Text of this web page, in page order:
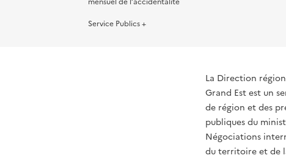
Service Publics +
La Direction
Grand Est est un
de région et des
publiques du
Négociations
du territoire et de